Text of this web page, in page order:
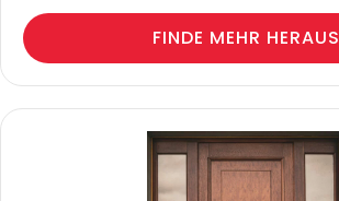
FINDE MEHR HERAUS